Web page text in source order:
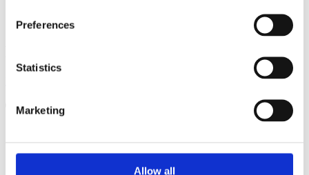
Preferences
Statistics
Marketing
Allow all
Products
search